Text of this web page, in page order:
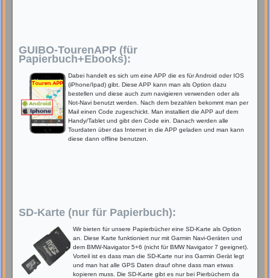
GUIBO-TourenAPP (für
Papierbuch+Ebooks):
Dabei handelt es sich um eine APP die es für Android oder IOS
(iPhone/Ipad) gibt. Diese APP kann man als Option dazu
bestellen und diese auch zum navigieren verwenden oder als
Not-Navi benutzt werden. Nach dem bezahlen bekommt man per
Mail einen Code zugeschickt. Man installiert die APP auf dem
Handy/Tablet und gibt den Code ein. Danach werden alle
Tourdaten über das Internet in die APP geladen und man kann
diese dann offline benutzen.
SD-Karte (nur für Papierbuch):
Wir bieten für unsere Papierbücher eine SD-Karte als Option
an. Diese Karte funktioniert nur mit Garmin Navi-Geräten und
dem BMW-Navigator 5+6 (nicht für BMW Navigator 7 geeignet).
Vorteil ist es dass man die SD-Karte nur ins Garmin Gerät legt
und man hat alle GPS Daten drauf ohne dass man etwas
kopieren muss. Die SD-Karte gibt es nur bei Pierbüchern da